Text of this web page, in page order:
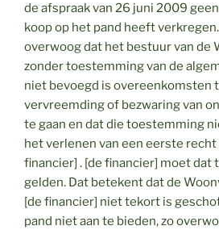
de afspraak van 26 juni 2009
koop op het pand heeft
overwoog dat het bestuur van de
zonder toestemming van de
niet bevoegd is overeenkomsten
vervreemding of bezwaring van
te gaan en dat die toestemming
het verlenen van een eerste recht
financier] . [de financier] moet dat
gelden. Dat betekent dat de
[de financier] niet tekort is
pand niet aan te bieden, zo